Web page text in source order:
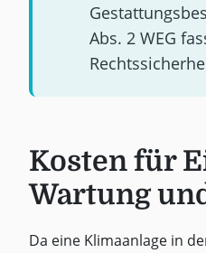
Abs. 2 WEG
Kosten für
Wartung
Da eine Klimaanlage in